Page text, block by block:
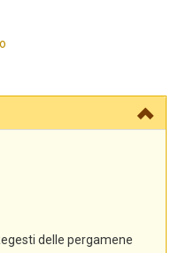
delle pergamene